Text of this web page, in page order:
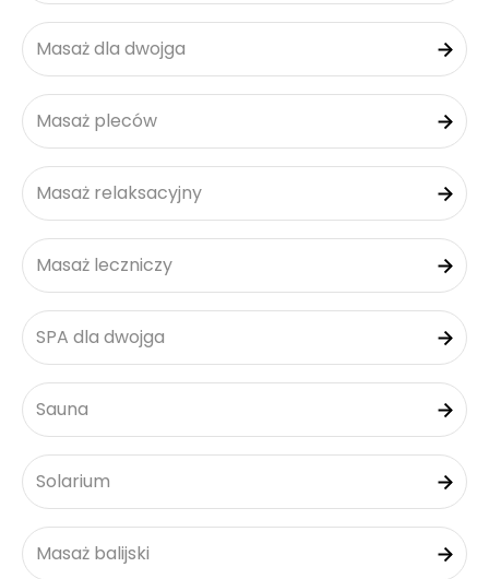
Masaż dla dwojga
Masaż pleców
Masaż relaksacyjny
Masaż leczniczy
SPA dla dwojga
Sauna
Solarium
Masaż balijski